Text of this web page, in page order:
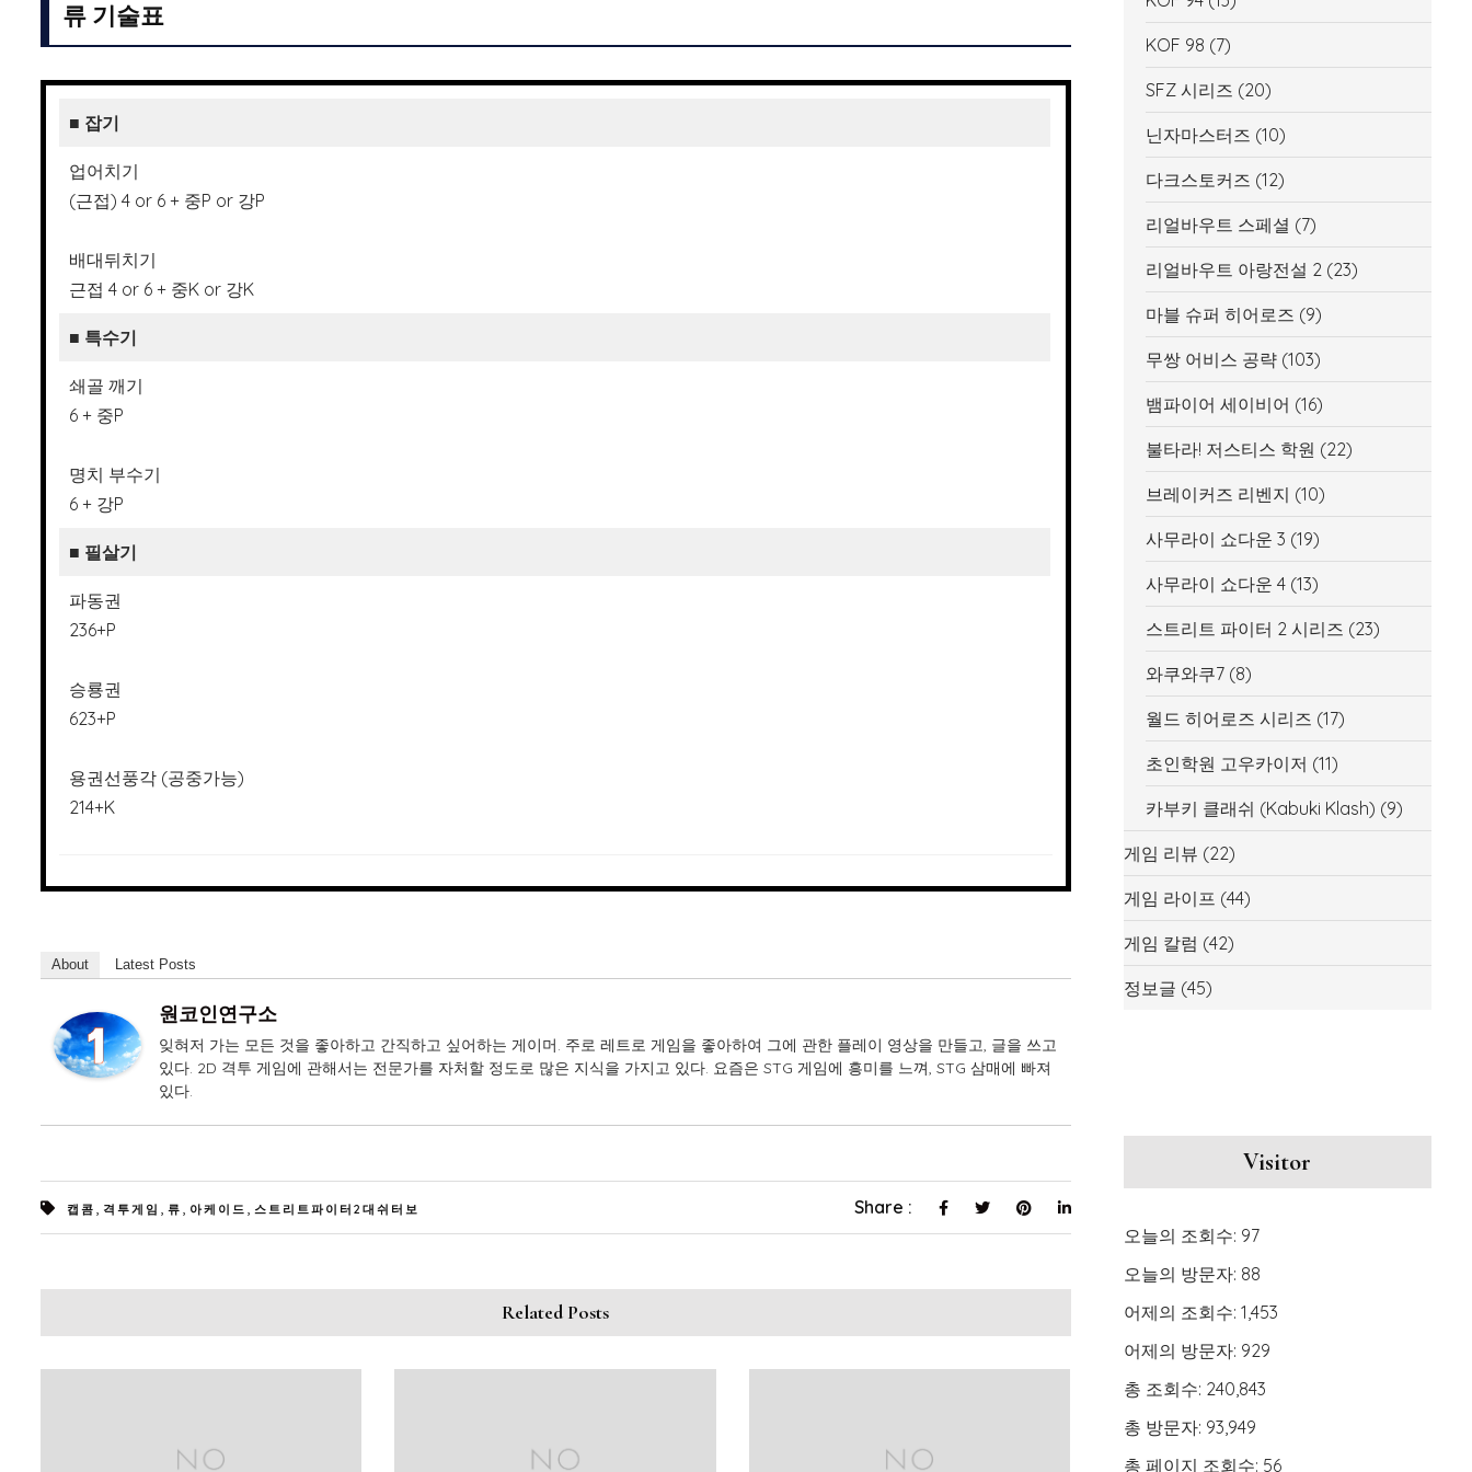
류 기술표
■ 잡기
업어치기
(근접) 4 or 6 + 중P or 강P
배대뒤치기
근접 4 or 6 + 중K or 강K
■ 특수기
쇄골 깨기
6 + 중P
명치 부수기
6 + 강P
■ 필살기
파동권
236+P
승룡권
623+P
용권선풍각 (공중가능)
214+K
About Latest Posts
원코인연구소
잊혀저 가는 모든 것을 좋아하고 간직하고 싶어하는 게이머. 주로 레트로 게임을 좋아하여 그에 관한 플레이 영상을 만들고, 글을 쓰고
있다. 2D 격투 게임에 관해서는 전문가를 자처할 정도로 많은 지식을 가지고 있다. 요즘은 STG 게임에 흥미를 느껴, STG 삼매에 빠져
있다.
캡콤 격투게임 류 아케이드 스트리트파이터2대쉬터보 Share :
Related Posts
KOF 98 (7)
SFZ 시리즈 (20)
닌자마스터즈 (10)
다크스토커즈 (12)
리얼바우트 스페셜 (7)
리얼바우트 아랑전설 2(23)
마블 슈퍼 히어로즈 (9)
무쌍 어비스 공략(103)
뱀파이어 세이비어 (16)
불타라! 저스티스 학원 (22)
브레이커즈 리벤지 (10)
사무라이 쇼다운 3 (19)
사무라이 쇼다운 4(13)
스트리트 파이터 2 시리즈 (23)
와쿠와쿠7(8)
월드 히어로즈 시리즈 (17)
초인학원 고우카이저 (11)
카부키 클래쉬 (Kabuki Klash) (9)
게임 리뷰 (22)
게임 라이프 (44)
게임 칼럼 (42)
정보글 (45)
Visitor
오늘의 조회수: 97
오늘의 방문자: 88
어제의 조회수: 1,453
어제의 방문자: 929
총 조회수: 240,843
총 방문자: 93,949
총 페이지 조회수: 56